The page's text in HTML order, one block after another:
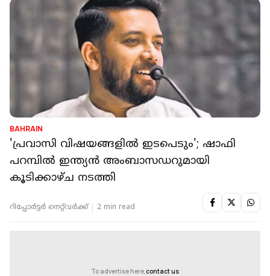
BAHRAIN
'പ്രവാസി വിഷയങ്ങളിൽ ഇടപെടും'; ഷാഫി
പറമ്പിൽ ഇന്ത്യൻ അംബാസഡറുമായി
കൂടിക്കാഴ്ച നടത്തി
റിപ്പോർട്ടർ നെറ്റ്‌വര്‍ക്ക്‌ 2 min read
To advertise here, contact us